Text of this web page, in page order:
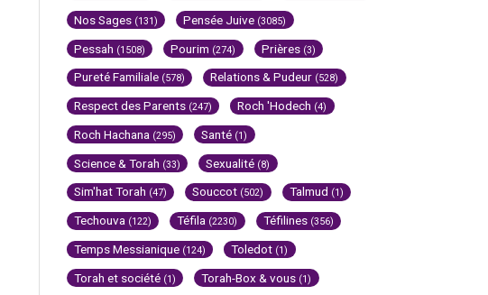
Nos Sages (131) Pensée Juive (3085)
Pessah (1508) Pourim (274) Prières (3)
Pureté Familiale (578) Relations & Pudeur (528)
Respect des Parents (247) Roch 'Hodech (4)
Roch Hachana (295) Santé (1)
Science & Torah (33) Sexualité (8)
Sim'hat Torah (47) Souccot (502) Talmud (1)
Techouva (122) Téfila (2230) Téfilines (356)
Temps Messianique (124) Toledot (1)
Torah et société (1) Torah-Box & vous (1)